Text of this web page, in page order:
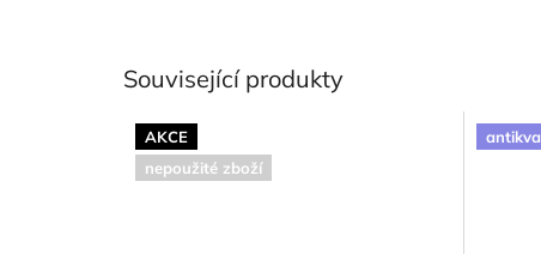
Související produkty
AKCE
nepoužité zboží